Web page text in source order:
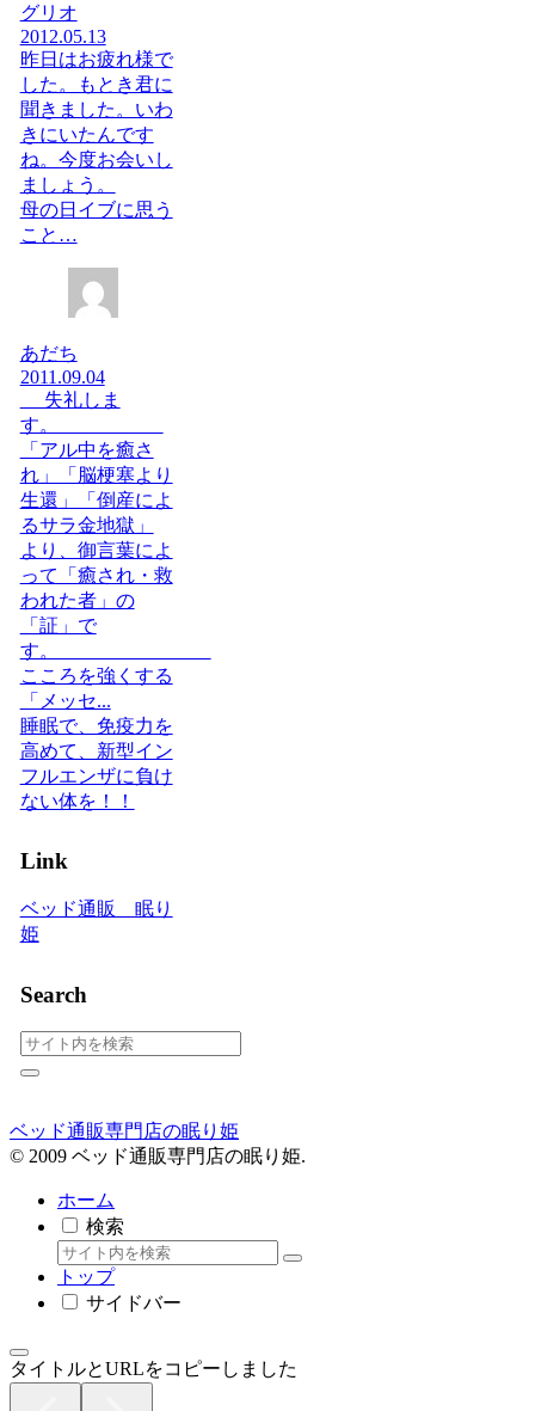
グリオ
2012.05.13
昨日はお疲れ様で
した。もとき君に
聞きました。いわ
きにいたんです
ね。今度お会いし
ましょう。
母の日イブに思う
こと…
あだち
2011.09.04
失礼しま
す。
「アル中を癒さ
れ」「脳梗塞より
生還」「倒産によ
るサラ金地獄」
より、御言葉によ
って「癒され・救
われた者」の
「証」で
す。
こころを強くする
「メッセ...
睡眠で、免疫力を
高めて、新型イン
フルエンザに負け
ない体を！！
Link
ベッド通販 眠り
姫
Search
ベッド通販専門店の眠り姫
© 2009 ベッド通販専門店の眠り姫.
ホーム
検索
トップ
サイドバー
タイトルとURLをコピーしました